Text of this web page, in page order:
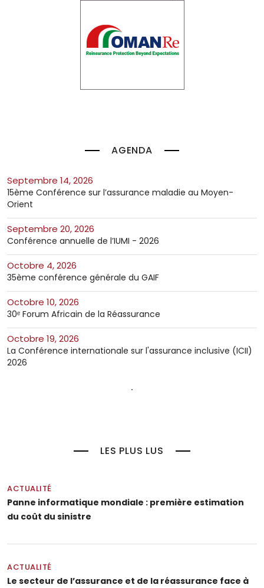
AGENDA
septembre 14, 2026
15ème Conférence sur l’assurance maladie au Moyen-
Orient
septembre 20, 2026
Conférence annuelle de l’IUMI - 2026
octobre 4, 2026
35ème conférence générale du GAIF
octobre 10, 2026
30ᵉ Forum Africain de la Réassurance
octobre 19, 2026
La Conférence internationale sur l'assurance inclusive (ICII)
2026
LES PLUS LUS
ACTUALITÉ
Panne informatique mondiale : première estimation
du coût du sinistre
ACTUALITÉ
Le secteur de l’assurance et de la réassurance face à